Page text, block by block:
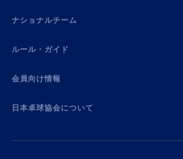
ナショナルチーム
ルール・ガイド
会員向け情報
日本卓球協会について